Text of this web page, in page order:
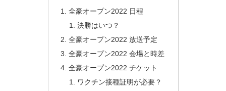
全豪オープン2022 日程
決勝はいつ？
全豪オープン2022 放送予定
全豪オープン2022 会場と時差
全豪オープン2022 チケット
ワクチン接種証明が必要？